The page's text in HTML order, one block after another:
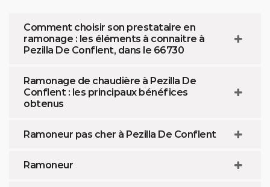
Comment choisir son prestataire en
ramonage : les éléments à connaitre à
Pezilla De Conflent, dans le 66730
Ramonage de chaudière à Pezilla De
Conflent : les principaux bénéfices
obtenus
Ramoneur pas cher à Pezilla De Conflent
Ramoneur